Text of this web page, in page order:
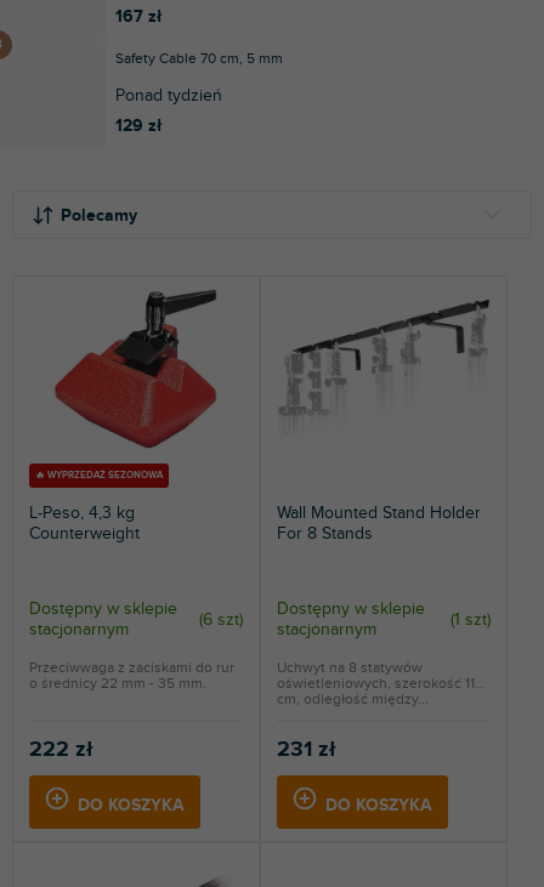
167 zł
Safety Cable 70 cm, 5 mm
Ponad tydzień
129 zł
Polecamy
NAJCZĘŚCIEJ SPRZEDAWANE
ALFABETYCZNIE
🔥 WYPRZEDAŻ SEZONOWA
L-Peso, 4,3 kg
Counterweight
Dostępny w sklepie
stacjonarnym
(6 szt)
222 zł
DO KOSZYKA
Przeciwwaga z zaciskami do rur
o średnicy 22 mm - 35 mm.
Wall Mounted Stand Holder
For 8 Stands
Dostępny w sklepie
stacjonarnym
(1 szt)
231 zł
DO KOSZYKA
Uchwyt na 8 statywów
oświetleniowych, szerokość 115
cm, odległość między...